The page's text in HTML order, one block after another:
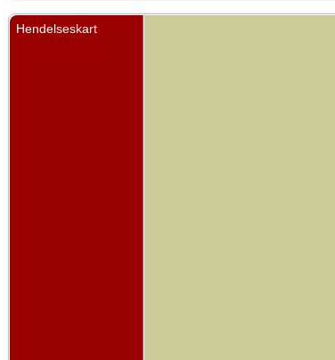
Hendelseskart